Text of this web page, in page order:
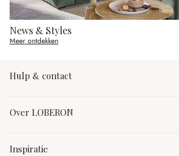
News & Styles
Meer ontdekken
Hulp & contact
Over LOBERON
Inspiratie